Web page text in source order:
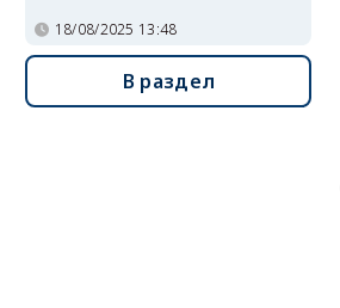
18/08/2025 13:48
В раздел